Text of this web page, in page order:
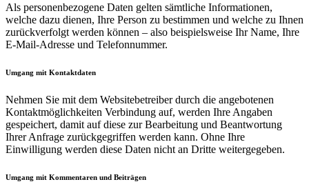
Als personenbezogene Daten gelten sämtliche Informationen,
welche dazu dienen, Ihre Person zu bestimmen und welche zu Ihnen
zurückverfolgt werden können – also beispielsweise Ihr Name, Ihre
E-Mail-Adresse und Telefonnummer.
Umgang mit Kontaktdaten
Nehmen Sie mit dem Websitebetreiber durch die angebotenen
Kontaktmöglichkeiten Verbindung auf, werden Ihre Angaben
gespeichert, damit auf diese zur Bearbeitung und Beantwortung
Ihrer Anfrage zurückgegriffen werden kann. Ohne Ihre
Einwilligung werden diese Daten nicht an Dritte weitergegeben.
Umgang mit Kommentaren und Beiträgen